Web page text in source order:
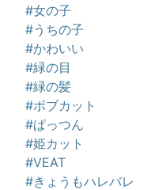
#女の子
#うちの子
#かわいい
#緑の目
#緑の髪
#ボブカット
#ぱっつん
#姫カット
#VEAT
#きょうもハレバレ